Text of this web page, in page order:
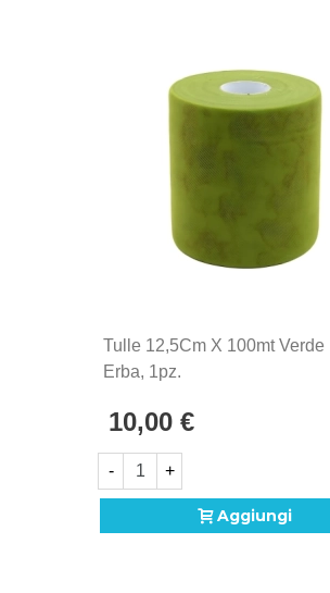
Tulle 12,5Cm X 100mt Verde
Erba, 1pz.
10,00 €
- +
Aggiungi